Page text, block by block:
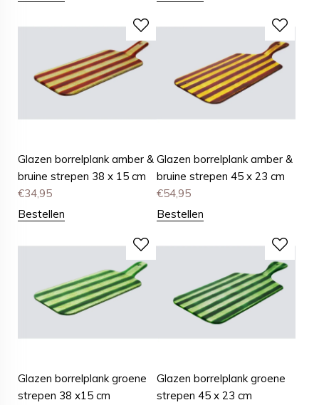
Glazen borrelplank amber &
bruine strepen 38 x 15 cm
€34,95
Bestellen
Glazen borrelplank amber &
bruine strepen 45 x 23 cm
€54,95
Bestellen
Glazen borrelplank groene
strepen 38 x15 cm
Glazen borrelplank groene
strepen 45 x 23 cm